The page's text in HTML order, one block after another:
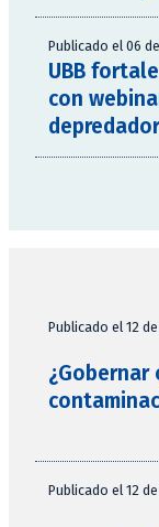
Publicado el 06
UBB
con
Publicado el 12
Publicado el 12